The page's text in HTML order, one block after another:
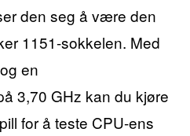
den seg å være den
1151-sokkelen. Med
en
3,70 GHz kan du kjøre
for å teste CPU-ens